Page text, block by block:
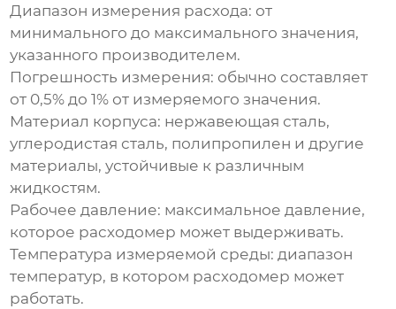
Диапазон измерения расхода: от
минимального до максимального значения,
указанного производителем.
Погрешность измерения: обычно составляет
от 0,5% до 1% от измеряемого значения.
Материал корпуса: нержавеющая сталь,
углеродистая сталь, полипропилен и другие
материалы, устойчивые к различным
жидкостям.
Рабочее давление: максимальное давление,
которое расходомер может выдерживать.
Температура измеряемой среды: диапазон
температур, в котором расходомер может
работать.